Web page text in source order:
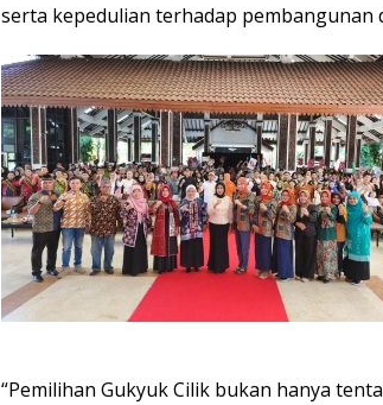
serta kepedulian terhadap pembangunan
“Pemilihan Gukyuk Cilik bukan hanya